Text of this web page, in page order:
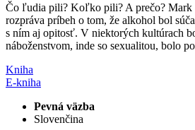
Čo ľudia pili? Koľko pili? A prečo? Mark
rozpráva príbeh o tom, že alkohol bol
s ním aj opitosť. V niektorých kultúrach
náboženstvom, inde so sexualitou, bolo
Kniha
E-kniha
Pevná väzba
Slovenčina